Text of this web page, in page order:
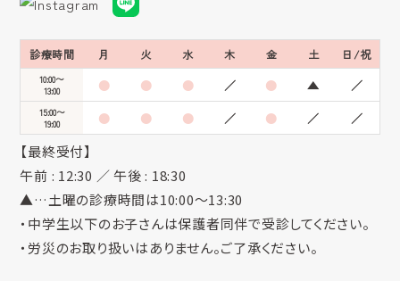
診療時間 月 火 水 木 金 土 日/祝
10:00〜
13:00
● ● ● ／ ● ▲ ／
15:00〜
19:00
● ● ● ／ ● ／ ／
【最終受付】
午前 : 12:30 ／ 午後 : 18:30
▲…土曜の診療時間は10:00～13:30
・中学生以下のお子さんは保護者同伴で受診してください。
・労災のお取り扱いはありません。ご了承ください。